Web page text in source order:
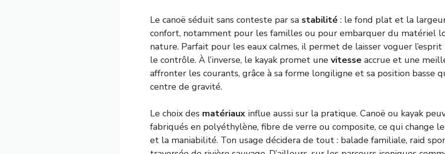
Le canoë séduit sans conteste par sa stabilité : le fond plat et la
confort, notamment pour les familles ou pour embarquer du matériel
nature. Parfait pour les eaux calmes, il permet de laisser voguer
le contrôle. À l’inverse, le kayak promet une vitesse accrue et une
affronter les courants, grâce à sa forme longiligne et sa position basse
centre de gravité.
Le choix des matériaux influe aussi sur la pratique. Canoë ou kayak
fabriqués en polyéthylène, fibre de verre ou composite, ce qui change
et la maniabilité. Ton usage décidera de tout : balade familiale, raid